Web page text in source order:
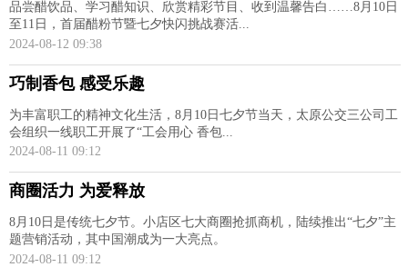
品尝醋饮品、学习醋知识、欣赏精彩节目、收到温馨告白……8月10日
至11日，首届醋粉节暨七夕快闪挑战赛活...
2024-08-12 09:38
巧制香包 感受乐趣
为丰富职工的精神文化生活，8月10日七夕节当天，太原公交三公司工
会组织一线职工开展了“工会用心 香包...
2024-08-11 09:12
商圈活力 为爱释放
8月10日是传统七夕节。小店区七大商圈抢抓商机，陆续推出“七夕”主
题营销活动，其中国潮成为一大亮点。
2024-08-11 09:12